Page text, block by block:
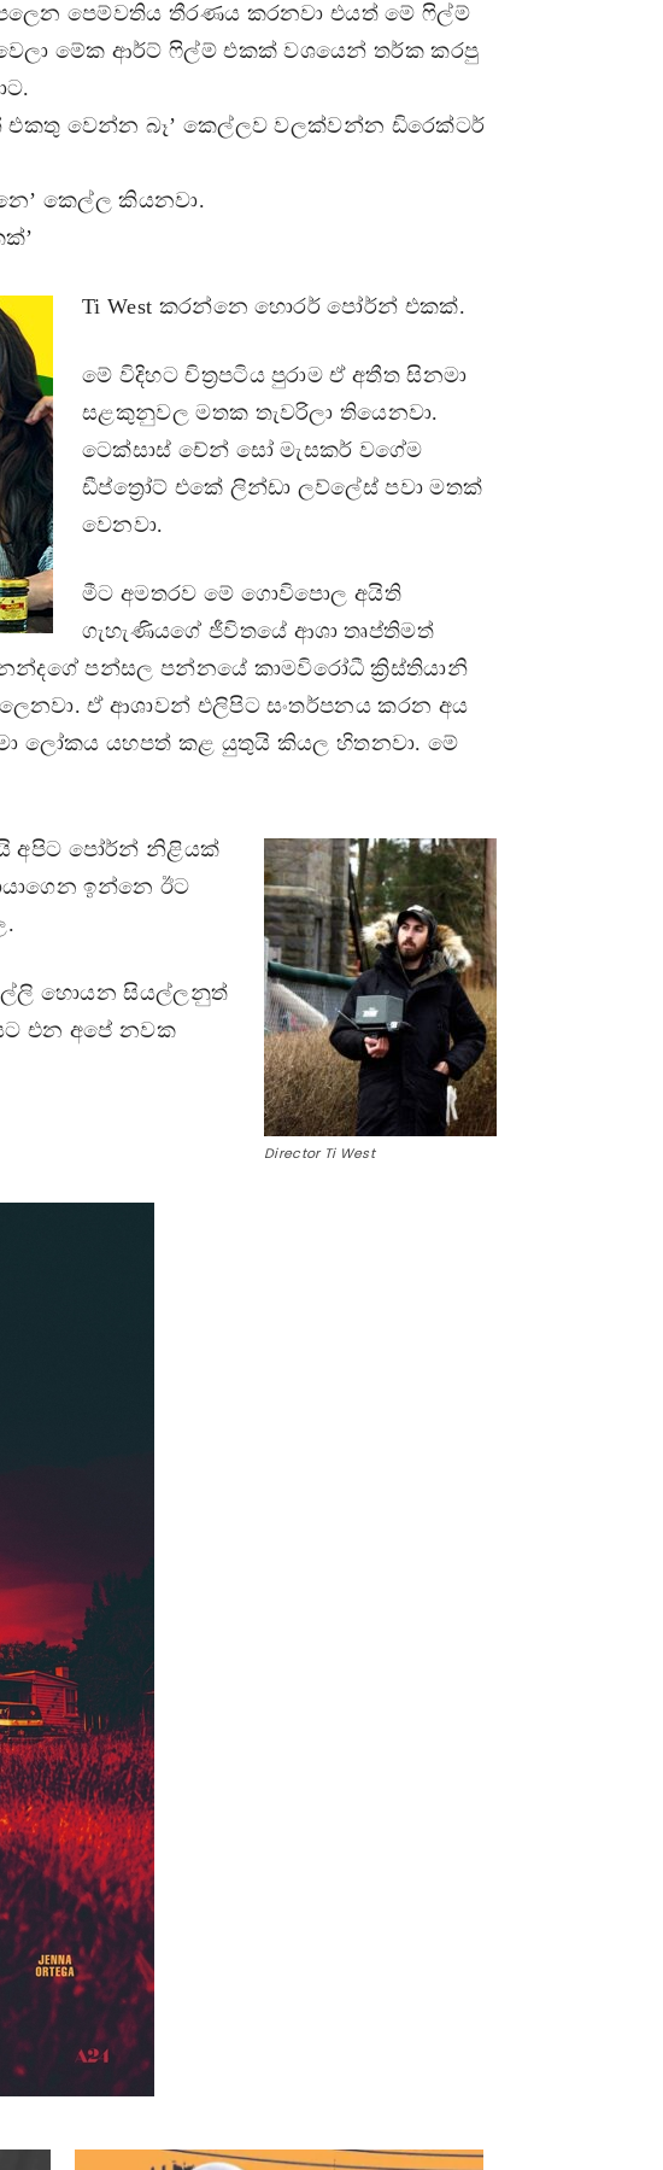
පෙම්වතිය තීරණය කරනවා එයත් මේ ෆිල්ම්
මේක ආර්ට් ෆිල්ම් එකක් වශයෙන් තර්ක කරපු
එකතු වෙන්න බෑ’ කෙල්ලව වලක්වන්න ඩිරෙක්ටර්
කෙල්ල කියනවා.
Ti West කරන්නෙ හොරර් පෝර්න් එකක්.
මේ විදිහට චිත්‍රපටිය පුරාම ඒ අතීත සිනමා
සළකුනුවල මතක තැවරිලා තියෙනවා.
ටෙක්සාස් චේන් සෝ මැසකර් වගේම
ඩීප්ත්‍රෝට් එකේ ලින්ඩා ලව්ලේස් පවා මතක්
වෙනවා.
මීට අමතරව මේ ගොවිපොල අයිති
ගැහැණියගේ ජීවිතයේ ආශා තෘප්තිමත්
පන්සල පන්නයේ කාමවිරෝධී ක්‍රිස්තියානි
ඒ ආශාවන් එලිපිට සංතර්පනය කරන අය
ලෝකය යහපත් කළ යුතුයි කියල හිතනවා. මේ
Director Ti West
අපිට පෝර්න් නිළියක්
ඉන්නෙ ඊට
හොයන සියල්ලනුත්
එන අපේ නවක